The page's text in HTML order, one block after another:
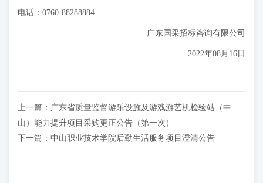
电话：0760-88288884
广东国采招标咨询有限公司
2022年08月16日
上一篇： 广东省质量监督游乐设施及游戏游艺机检验站（中
山）能力提升项目采购更正公告（第一次）
下一篇： 中山职业技术学院后勤生活服务项目澄清公告